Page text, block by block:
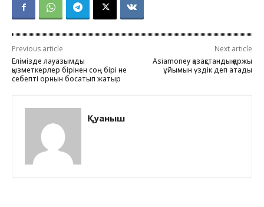
Previous article
Елімізде лауазымды
қызметкерлер бірінен соң бірі не
себепті орнын босатып жатыр
Next article
Asiamoney қазақстандық қаржы
ұйымын үздік деп атады
Қуаныш